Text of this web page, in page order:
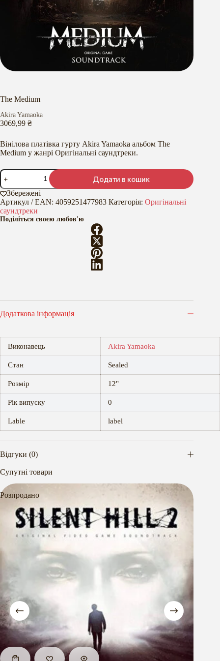
The Medium
Akira Yamaoka
3069,99 ₴
Вінілова платівка гурту Akira Yamaoka альбом The
Medium у жанрі Оригінальні саундтреки.
The
Medium
кількість
Додати в кошик
Збережені
Артикул / EAN: 4059251477983 Категорія: Оригінальні
саундтреки
Поділіться своєю любов'ю
Додаткова інформація
Виконавець Akira Yamaoka
Стан Sealed
Розмір 12"
Рік випуску 0
Lable label
Відгуки (0)
Супутні товари
Розпродано